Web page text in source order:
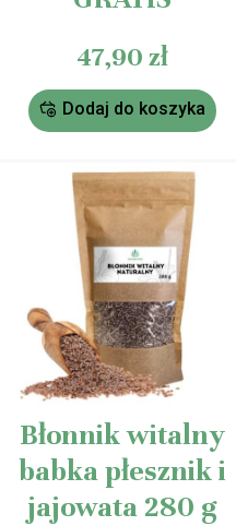
47,90 zł
Dodaj do koszyka
Błonnik witalny
babka płesznik i
jajowata 280 g